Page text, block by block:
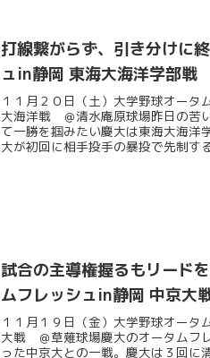
打線繋がらず、引き分けに
ュin静岡 東海大海洋学部戦
１１月２０日（土）大学野球オー
大海洋戦 ＠清水庵原球場昨日の苦
て一勝を掴みたい慶大は東海大海洋
大が初回に相手投手の暴投で先制す
試合の主導権握るもリード
ムフレッシュin静岡 中京大
１１月１９日（金）大学野球オー
大戦 ＠草薙球場慶大のオータムフ
った中京大との一戦。慶大は３回に